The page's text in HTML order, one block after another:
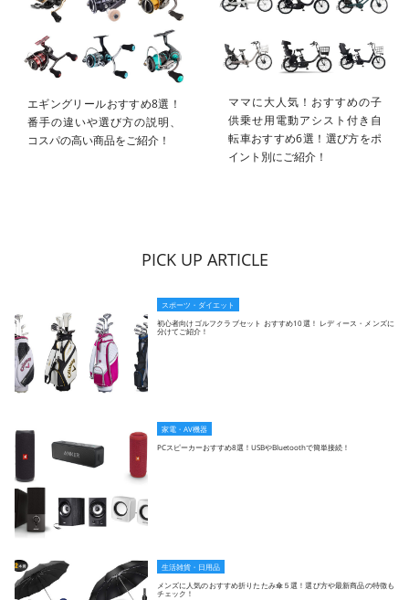
エギングリールおすすめ8選！
番手の違いや選び方の説明、
コスパの高い商品をご紹介！
ママに大人気！おすすめの子
供乗せ用電動アシスト付き自
転車おすすめ6選！選び方をポ
イント別にご紹介！
PICK UP ARTICLE
スポーツ・ダイエット
初心者向けゴルフクラブセット おすすめ10選！ レディース・メンズに
分けてご紹介！
家電・AV機器
PCスピーカーおすすめ8選！USBやBluetoothで簡単接続！
生活雑貨・日用品
メンズに人気のおすすめ折りたたみ傘５選！選び方や最新商品の特徴も
チェック！